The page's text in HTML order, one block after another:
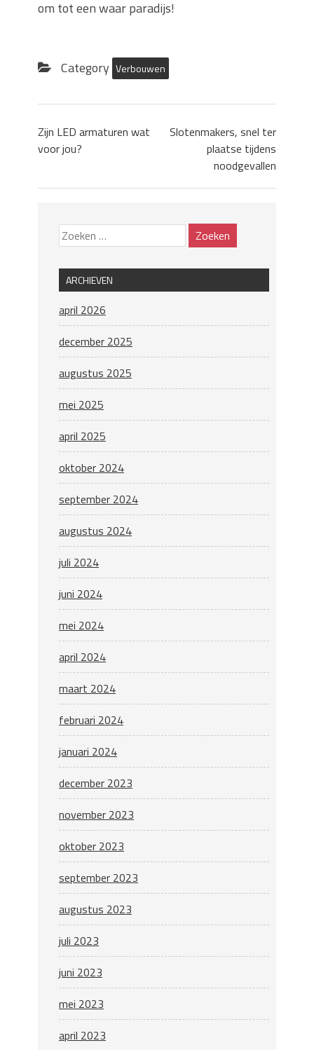
om tot een waar paradijs!
Category Verbouwen
Zijn LED armaturen wat
voor jou?
Slotenmakers, snel ter
plaatse tijdens
noodgevallen
ARCHIEVEN
april 2026
december 2025
augustus 2025
mei 2025
april 2025
oktober 2024
september 2024
augustus 2024
juli 2024
juni 2024
mei 2024
april 2024
maart 2024
februari 2024
januari 2024
december 2023
november 2023
oktober 2023
september 2023
augustus 2023
juli 2023
juni 2023
mei 2023
april 2023